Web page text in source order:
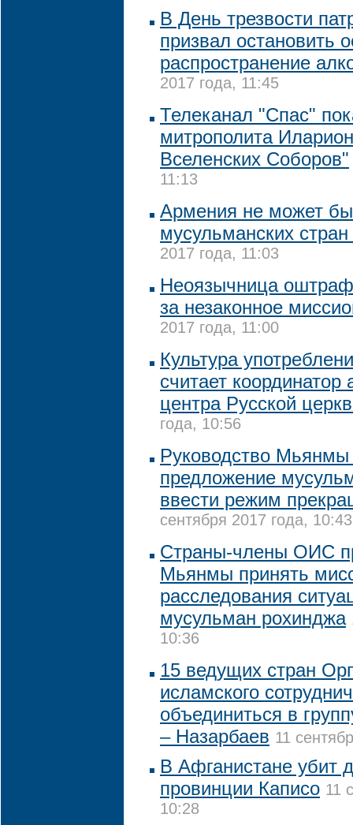
В День трезвости
призвал остановить
распространение
2017 года, 11:45
Телеканал "Спас"
митрополита
Вселенских Соборов"
11:13
Армения не может
мусульманских
2017 года, 11:03
Неоязычница
за незаконное
2017 года, 11:00
Культура
считает координатор
центра Русской
года, 10:56
Руководство
предложение
ввести режим
сентября 2017 года, 10:43
Страны-члены ОИС
Мьянмы принять
расследования
мусульман рохинджа
10:36
15 ведущих стран
исламского
объединиться в
– Назарбаев 11
В Афганистане убит
провинции Каписо 11
10:28